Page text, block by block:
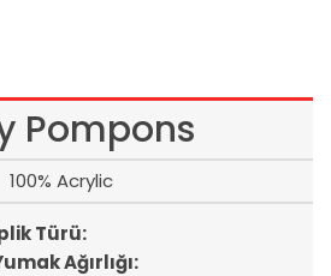
Pompons
100% Acrylic
Türü:
Ağırlığı: